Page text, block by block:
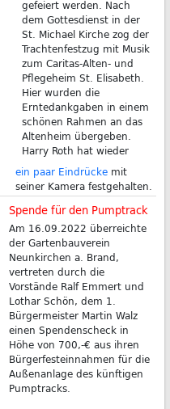
gefeiert werden. Nach
dem Gottesdienst in der
St. Michael Kirche zog der
Trachtenfestzug mit Musik
zum Caritas-Alten- und
Pflegeheim St. Elisabeth.
Hier wurden die
Erntedankgaben in einem
schönen Rahmen an das
Altenheim übergeben.
Harry Roth hat wieder
ein paar Eindrücke mit
seiner Kamera festgehalten.
Spende für den Pumptrack
Am 16.09.2022 überreichte
der Gartenbauverein
Neunkirchen a. Brand,
vertreten durch die
Vorstände Ralf Emmert und
Lothar Schön, dem 1.
Bürgermeister Martin Walz
einen Spendenscheck in
Höhe von 700,-€ aus ihren
Bürgerfesteinnahmen für die
Außenanlage des künftigen
Pumptracks.